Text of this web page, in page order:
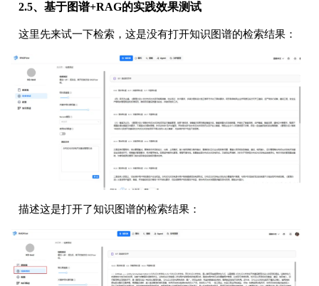
2.5、基于图谱+RAG的实践效果测试
这里先来试一下检索，这是没有打开知识图谱的检索结果：
描述这是打开了知识图谱的检索结果：